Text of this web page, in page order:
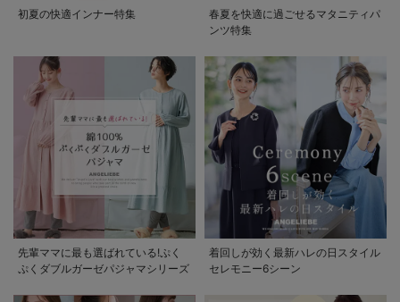
初夏の快適インナー特集
春夏を快適に過ごせるマタニティパ
ンツ特集
先輩ママに最も選ばれている!ぷく
ぷくダブルガーゼパジャマシリーズ
着回しが効く最新ハレの日スタイル
セレモニー6シーン